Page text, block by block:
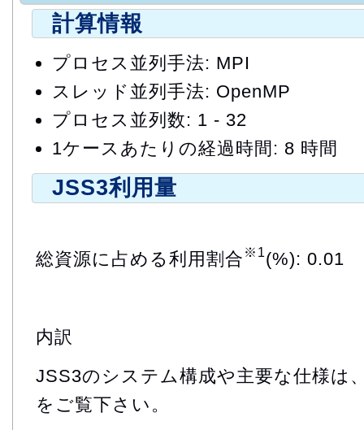
計算情報
プロセス並列手法: MPI
スレッド並列手法: OpenMP
プロセス並列数: 1 - 32
1ケースあたりの経過時間: 8 時間
JSS3利用量
総資源に占める利用割合 ※1(%): 0.01
内訳
JSS3のシステム構成や主要な仕様は
をご覧下さい。